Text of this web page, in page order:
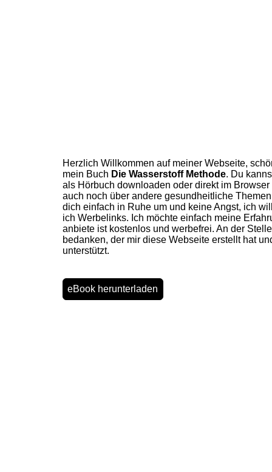
Herzlich Willkommen auf meiner Webseite,
mein Buch Die Wasserstoff Methode. Du
als Hörbuch downloaden oder direkt im
auch noch über andere gesundheitliche
dich einfach in Ruhe um und keine Angst, ich
ich Werbelinks. Ich möchte einfach meine
anbiete ist kostenlos und werbefrei. An der
bedanken, der mir diese Webseite erstellt hat
unterstützt.